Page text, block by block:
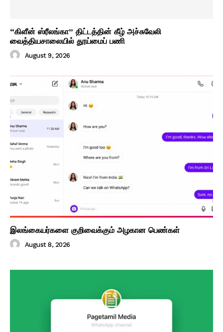
“கிளீன் ஸ்ரீலங்கா” திட்டத்தின் கீழ் அச்சுவேலி
வைத்தியசாலையில் தூய்மைப் பணி
August 9, 2026
இலங்கையர்களை குறிவைக்கும் அழகான பெண்கள்
August 8, 2026